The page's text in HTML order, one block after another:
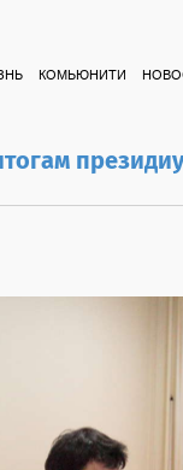
КОМЬЮНИТИ